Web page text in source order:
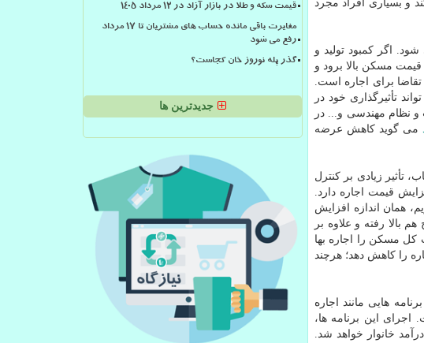
و بسیاری افراد مجرد
اگر کمبود تولید و
مسکن بالا برود و
برای اجاره است.
تأثیرگذاری خود در
و نظام مهندسی و... در
می گوید کاهش عرضه
تأثیر زیادی بر کنترل
قیمت اجاره دارد.
سال در بخش مسکن داریم، همان اندازه افزایش
زمین است. در ۲ سال اخیر قیمت مصالح هم بالا رفته و علاوه بر
کل مسکن را اجاره بها
نیست قیمت اجاره را کاهش دهد؛ هرچند
هایی مانند اجاره
این برنامه ها،
خانوار خواهد شد.
قیمت سکه و طلا در بازار آزاد در ۱۲ مرداد ۱۴۰۵
مغایرت باقی مانده حساب های مشتریان تا 17 مرداد
رفع می شود
گذر پله نوروز خان کجاست؟
جدیدترین ها